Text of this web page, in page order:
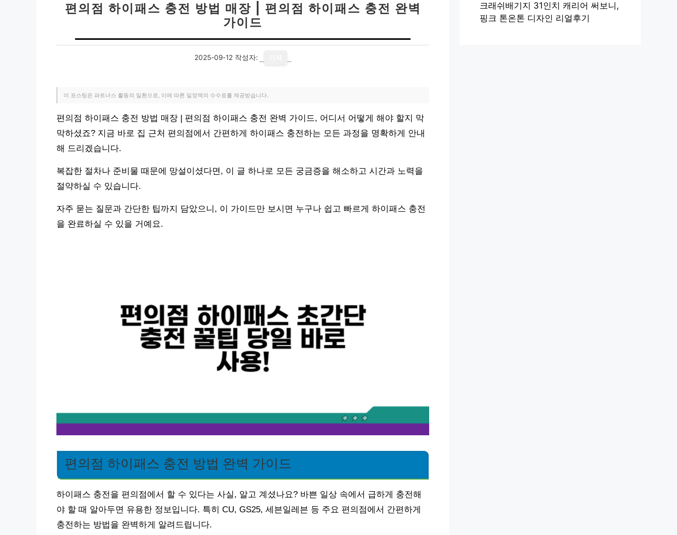
편의점 하이패스 충전 방법 매장 | 편의점 하이패스 충전 완벽
가이드
2025-09-12 작성자:
이 포스팅은 파트너스 활동의 일환으로, 이에 따른 일정액의 수수료를 제공받습니다.
편의점 하이패스 충전 방법 매장 | 편의점 하이패스 충전 완벽 가이드, 어디서 어떻게 해야 할지 막
막하셨죠? 지금 바로 집 근처 편의점에서 간편하게 하이패스 충전하는 모든 과정을 명확하게 안내
해 드리겠습니다.
복잡한 절차나 준비물 때문에 망설이셨다면, 이 글 하나로 모든 궁금증을 해소하고 시간과 노력을
절약하실 수 있습니다.
자주 묻는 질문과 간단한 팁까지 담았으니, 이 가이드만 보시면 누구나 쉽고 빠르게 하이패스 충전
을 완료하실 수 있을 거예요.
편의점 하이패스 충전 방법 완벽 가이드
하이패스 충전을 편의점에서 할 수 있다는 사실, 알고 계셨나요? 바쁜 일상 속에서 급하게 충전해
야 할 때 알아두면 유용한 정보입니다. 특히 CU, GS25, 세븐일레븐 등 주요 편의점에서 간편하게
충전하는 방법을 완벽하게 알려드립니다.
크래쉬배기지 31인치 캐리어 써보니,
핑크 톤온톤 디자인 리얼후기